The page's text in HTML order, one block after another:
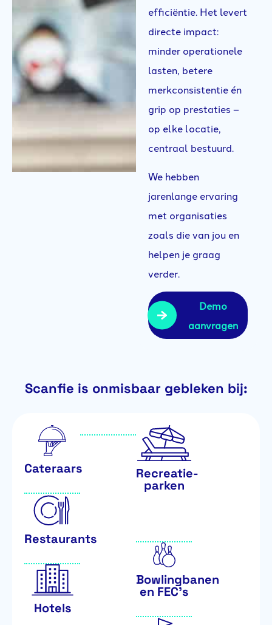
efficiëntie. Het levert
directe impact:
minder operationele
lasten, betere
merkconsistentie én
grip op prestaties –
op elke locatie,
centraal bestuurd.
We hebben
jarenlange ervaring
met organisaties
zoals die van jou en
helpen je graag
verder.
Demo
aanvragen
Scanfie is onmisbaar gebleken bij:
Cateraars
Restaurants
Hotels
Recreatie-
parken
Bowlingbanen
en FEC's